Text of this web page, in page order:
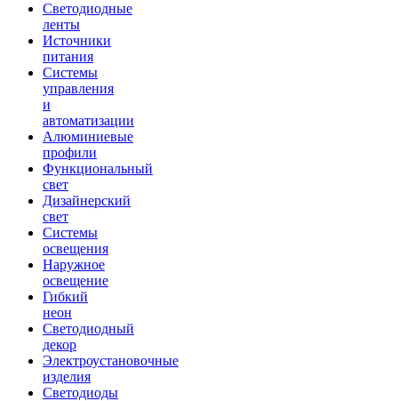
Светодиодные
ленты
Источники
питания
Системы
управления
и
автоматизации
Алюминиевые
профили
Функциональный
свет
Дизайнерский
свет
Системы
освещения
Наружное
освещение
Гибкий
неон
Светодиодный
декор
Электроустановочные
изделия
Светодиоды